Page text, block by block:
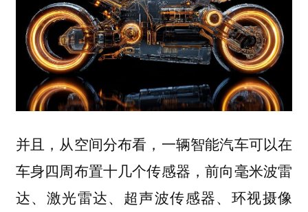
并且，从空间分布看，一辆智能汽车可以在
车身四周布置十几个传感器，前向毫米波雷
达、激光雷达、超声波传感器、环视摄像